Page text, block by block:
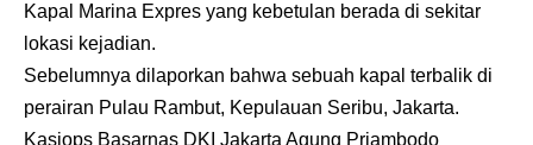
Kapal Marina Expres yang kebetulan berada di sekitar
lokasi kejadian.
Sebelumnya dilaporkan bahwa sebuah kapal terbalik di
perairan Pulau Rambut, Kepulauan Seribu, Jakarta.
Kasiops Basarnas DKI Jakarta Agung Priambodo